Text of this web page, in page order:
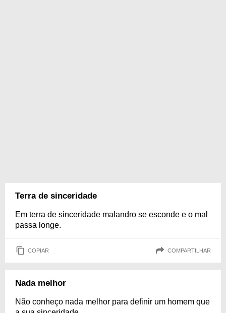
Terra de sinceridade
Em terra de sinceridade malandro se esconde e o mal
passa longe.
COPIAR COMPARTILHAR
Nada melhor
Não conheço nada melhor para definir um homem que